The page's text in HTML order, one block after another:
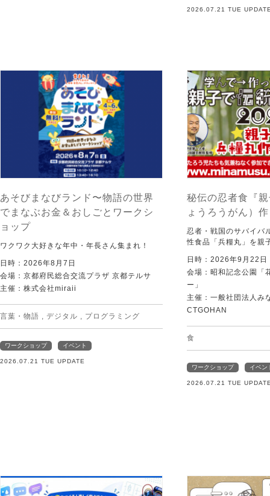
2026.07.21 TUE
あそびまなびランド〜物語の世界
でまなぶお金＆おしごとワークシ
ョップ
ワクワク大好きな年中・年長さん集まれ！
日時：2026年8月7日
会場：京都府民総合交流プラザ 京都テルサ
主催：株式会社miraii
言葉・物語 デジタル プログラミング
ワークショップ イベント
2026.07.21 TUE UPDATE
秘伝の忍者食『
ょうろうがん）
忍者・戦国のサバイバ
性食品「兵糧丸」を親
日時：2026年9月22日
会場：昭和記念公園「
ー」
主催：一般社団法人み
CTGOHAN
食
ワークショップ イベン
2026.07.21 TUE